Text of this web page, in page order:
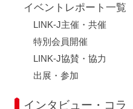
イベントレポート一覧
LINK-J主催・共催
特別会員開催
LINK-J協賛・協力
出展・参加
インタビュー・コラ